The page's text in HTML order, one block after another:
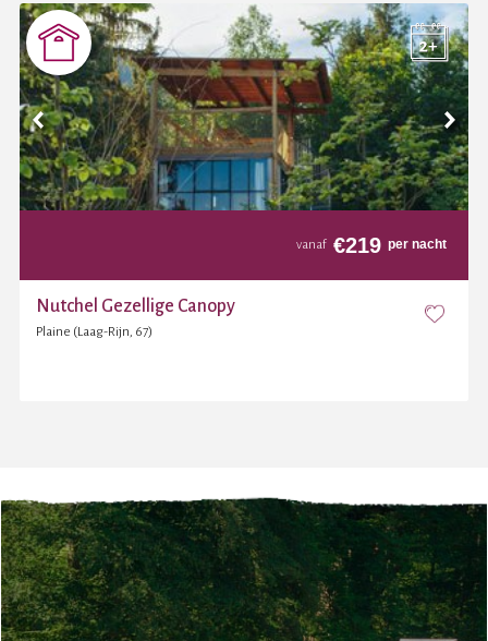
vanaf €219 per nacht
Nutchel Gezellige Canopy
Plaine (Laag-Rijn, 67)